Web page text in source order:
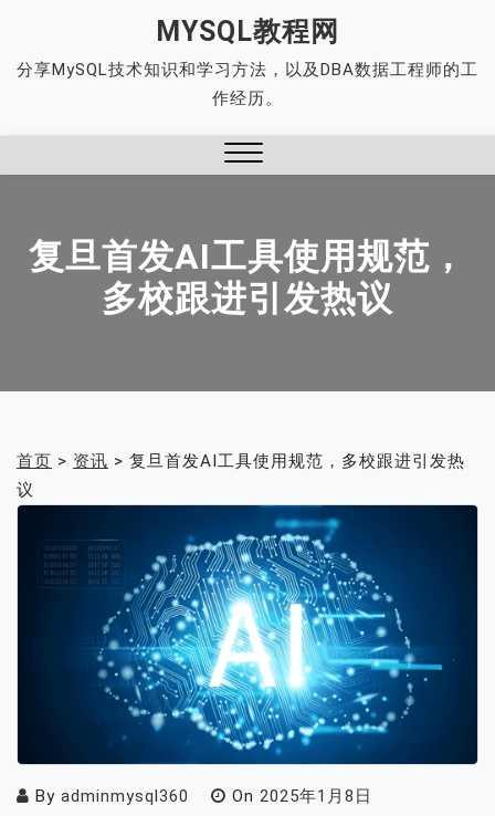
content
MYSQL教程网
分享MySQL技术知识和学习方法，以及DBA数据工程师的工
作经历。
复旦首发AI工具使用规范，
多校跟进引发热议
首页 > 资讯 > 复旦首发AI工具使用规范，多校跟进引发热
议
By adminmysql360 On 2025年1月8日